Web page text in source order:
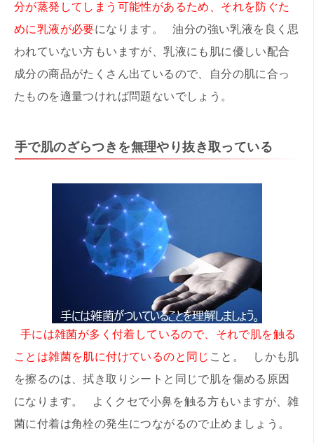
分が蒸発してしまう可能性があるため、それを防ぐた
めに乳液が必要になります。 油分の強い乳液を良く思
われていない方もいますが、乳液にも肌に優しい配合
成分の商品がたくさん出ているので、自分の肌に合っ
たものを適量つければ問題ないでしょう。
手で肌のざらつきを無理やり抜き取っている
手には雑菌が多く付着しているので、それで肌を触る
ことは雑菌を肌に付けているのと同じ こと。 しかも肌
を擦るのは、拭き取りシートと同じで肌を傷める原因
になります。 よくクセで小鼻を触る方もいますが、雑
菌に付着は角栓の発生につながるので止めましょう。